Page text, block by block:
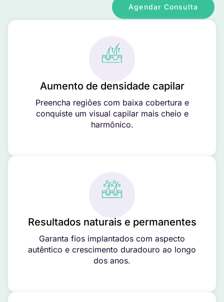
Agendar Consulta
Aumento de densidade capilar
Preencha regiões com baixa cobertura e
conquiste um visual capilar mais cheio e
harmônico.
Resultados naturais e permanentes
Garanta fios implantados com aspecto
autêntico e crescimento duradouro ao longo
dos anos.